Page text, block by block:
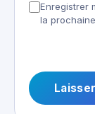
Enregistrer
la